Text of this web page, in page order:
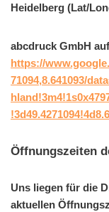
Heidelberg (Lat/
abcdruck GmbH
https://
71094,8.641093/
Öffnungszeiten
Uns liegen für die
aktuellen